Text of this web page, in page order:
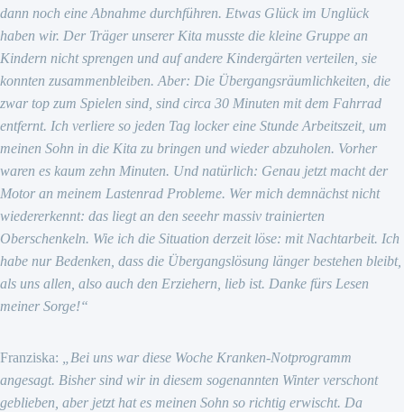
dann noch eine Abnahme durchführen. Etwas Glück im Unglück
haben wir. Der Träger unserer Kita musste die kleine Gruppe an
Kindern nicht sprengen und auf andere Kindergärten verteilen, sie
konnten zusammenbleiben. Aber: Die Übergangsräumlichkeiten, die
zwar top zum Spielen sind, sind circa 30 Minuten mit dem Fahrrad
entfernt. Ich verliere so jeden Tag locker eine Stunde Arbeitszeit, um
meinen Sohn in die Kita zu bringen und wieder abzuholen. Vorher
waren es kaum zehn Minuten. Und natürlich: Genau jetzt macht der
Motor an meinem Lastenrad Probleme. Wer mich demnächst nicht
wiedererkennt: das liegt an den seeehr massiv trainierten
Oberschenkeln. Wie ich die Situation derzeit löse: mit Nachtarbeit. Ich
habe nur Bedenken, dass die Übergangslösung länger bestehen bleibt,
als uns allen, also auch den Erziehern, lieb ist. Danke fürs Lesen
meiner Sorge!“
Franziska:
„Bei uns war diese Woche Kranken-Notprogramm
angesagt. Bisher sind wir in diesem sogenannten Winter verschont
geblieben, aber jetzt hat es meinen Sohn so richtig erwischt. Da